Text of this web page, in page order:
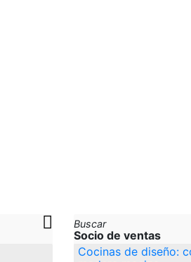
Buscar
Socio de ventas
Cocinas de diseño: